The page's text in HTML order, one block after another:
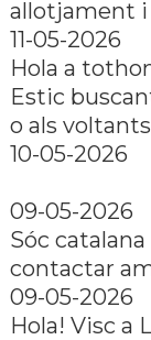
allotjament i
11-05-2026
Hola a
Estic
o als
10-05-2026
09-05-2026
Sóc
contactar
09-05-2026
Hola! Visc a